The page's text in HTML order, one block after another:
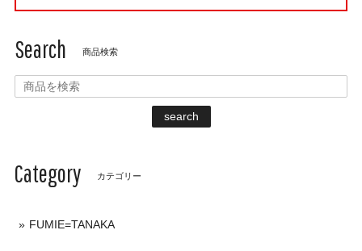
Search 商品検索
search
Category カテゴリー
FUMIE=TANAKA